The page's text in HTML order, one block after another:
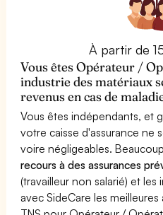
À partir de
Vous êtes Opérateur /
industrie des matériaux
revenus en cas de
Vous êtes indépendants, et
votre caisse d'assurance ne
voire négligeables.
recours à des assurances
(travailleur non salarié) et
avec SideCare les